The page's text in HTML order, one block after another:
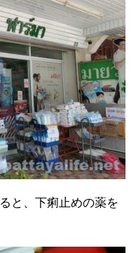
と、下痢止めの薬を